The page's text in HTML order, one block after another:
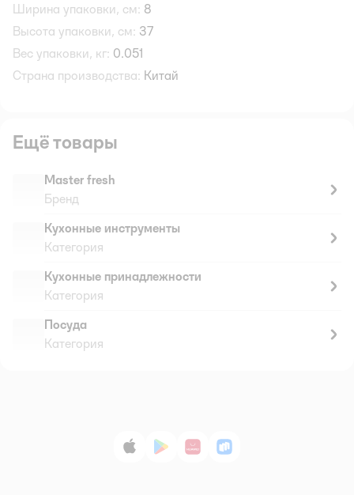
Ширина упаковки, см: 8
Высота упаковки, см: 37
Вес упаковки, кг: 0.051
Страна производства: Китай
Ещё товары
Master fresh
Бренд
Кухонные инструменты
Категория
Кухонные принадлежности
Категория
Посуда
Категория
App StoreGoogle Play
AppGallery
RuStore